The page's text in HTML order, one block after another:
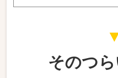
そのつら